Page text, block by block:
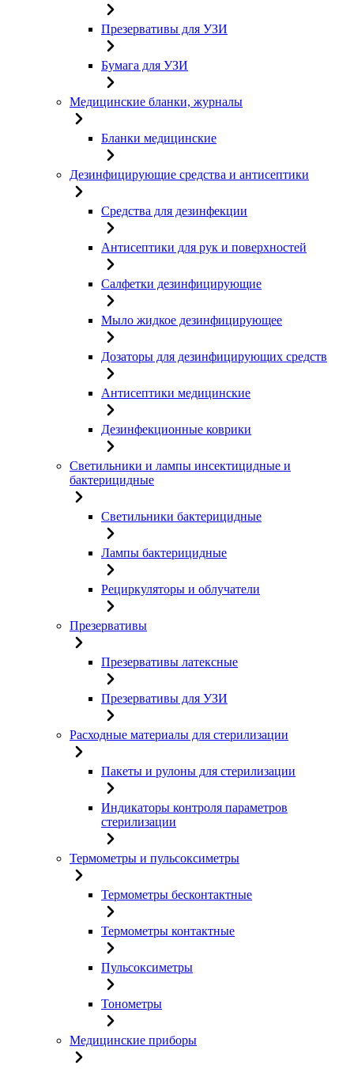
Презервативы для УЗИ
Бумага для УЗИ
Медицинские бланки, журналы
Бланки медицинские
Дезинфицирующие средства и антисептики
Средства для дезинфекции
Антисептики для рук и поверхностей
Салфетки дезинфицирующие
Мыло жидкое дезинфицирующее
Дозаторы для дезинфицирующих средств
Антисептики медицинские
Дезинфекционные коврики
Светильники и лампы инсектицидные и
бактерицидные
Светильники бактерицидные
Лампы бактерицидные
Рециркуляторы и облучатели
Презервативы
Презервативы латексные
Презервативы для УЗИ
Расходные материалы для стерилизации
Пакеты и рулоны для стерилизации
Индикаторы контроля параметров
стерилизации
Термометры и пульсоксиметры
Термометры бесконтактные
Термометры контактные
Пульсоксиметры
Тонометры
Медицинские приборы